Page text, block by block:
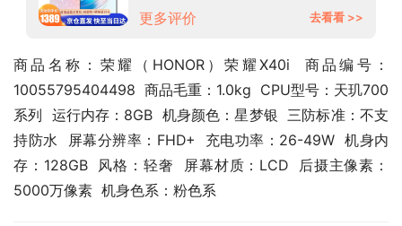
更多评价 去看看 >>
商品名称：荣耀（HONOR）荣耀X40i  商品编号：
10055795404498  商品毛重：1.0kg  CPU型号：天玑700
系列  运行内存：8GB  机身颜色：星梦银  三防标准：不支
持防水  屏幕分辨率：FHD+  充电功率：26-49W  机身内
存：128GB  风格：轻奢  屏幕材质：LCD  后摄主像素：
5000万像素  机身色系：粉色系